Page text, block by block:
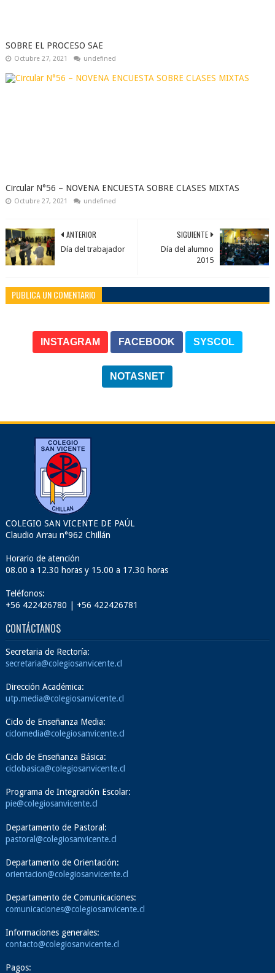
SOBRE EL PROCESO SAE
Octubre 27, 2021 undefined
Circular N°56 – NOVENA ENCUESTA SOBRE CLASES MIXTAS
Octubre 27, 2021 undefined
SIGUIENTE
Día del alumno
2015
ANTERIOR
Día del trabajador
PUBLICA UN COMENTARIO
INSTAGRAM FACEBOOK SYSCOL
NOTASNET
COLEGIO SAN VICENTE DE PAÚL
Claudio Arrau n°962 Chillán
Horario de atención
08.00 a 12.30 horas y 15.00 a 17.30 horas
Teléfonos:
+56 422426780 | +56 422426781
CONTÁCTANOS
Secretaria de Rectoría:
secretaria@colegiosanvicente.cl
Dirección Académica:
utp.media@colegiosanvicente.cl
Ciclo de Enseñanza Media:
ciclomedia@colegiosanvicente.cl
Ciclo de Enseñanza Básica:
ciclobasica@colegiosanvicente.cl
Programa de Integración Escolar:
pie@colegiosanvicente.cl
Departamento de Pastoral:
pastoral@colegiosanvicente.cl
Departamento de Orientación:
orientacion@colegiosanvicente.cl
Departamento de Comunicaciones:
comunicaciones@colegiosanvicente.cl
Informaciones generales:
contacto@colegiosanvicente.cl
Pagos: